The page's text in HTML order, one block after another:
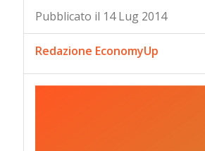
Pubblicato il 14 Lug 2014
Redazione EconomyUp